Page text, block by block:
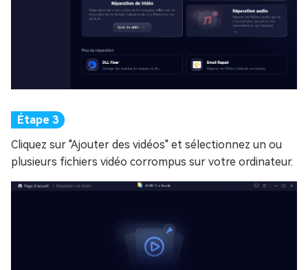
Cliquez sur "Ajouter des vidéos" et sélectionnez un ou
plusieurs fichiers vidéo corrompus sur votre ordinateur.